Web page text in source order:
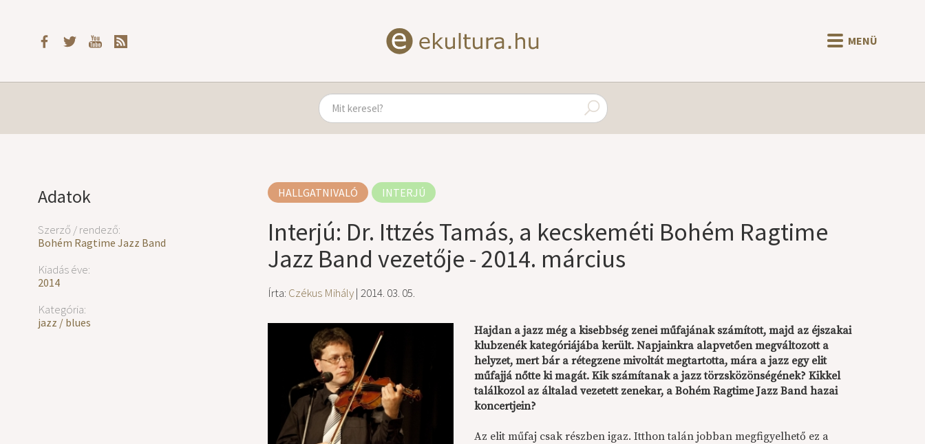
MENÜ
Adatok
Szerző / rendező:
Bohém Ragtime Jazz Band
Kiadás éve:
2014
Kategória:
jazz / blues
HALLGATNIVALÓ INTERJÚ
Interjú: Dr. Ittzés Tamás, a kecskeméti Bohém Ragtime
Jazz Band vezetője - 2014. március
Írta: Czékus Mihály| 2014. 03. 05.
Hajdan a jazz még a kisebbség zenei műfajának számított, majd az éjszakai
klubzenék kategóriájába került. Napjainkra alapvetően megváltozott a
helyzet, mert bár a rétegzene mivoltát megtartotta, mára a jazz egy elit
műfajjá nőtte ki magát. Kik számítanak a jazz törzsközönségének? Kikkel
találkozol az általad vezetett zenekar, a Bohém Ragtime Jazz Band hazai
koncertjein?
Az elit műfaj csak részben igaz. Itthon talán jobban megfigyelhető ez a